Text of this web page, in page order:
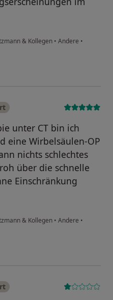
& Kollegen • Andere •
unter CT bin ich
eine Wirbelsäulen-OP
nichts schlechtes
über die schnelle
Einschränkung
& Kollegen • Andere •